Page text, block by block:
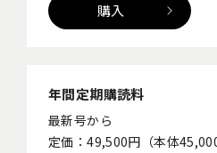
購入
年間定期購読料
最新号から
定価：49,500円（本体